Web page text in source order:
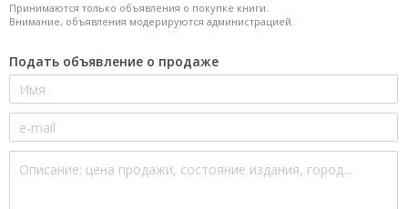
Принимаются только объявления о покупке книги.
Внимание, объявления модерируются администрацией.
Подать объявление о продаже